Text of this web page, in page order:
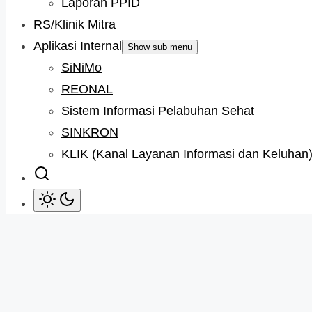
Laporan PPID
RS/Klinik Mitra
Aplikasi Internal
Show sub menu
SiNiMo
REONAL
Sistem Informasi Pelabuhan Sehat
SINKRON
KLIK (Kanal Layanan Informasi dan Keluhan)